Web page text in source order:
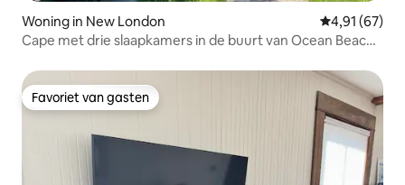
Woning in New London Gemiddelde
4,91 (67)
Cape met drie slaapkamers in de buurt van Ocean Beach
Favoriet van gasten
Favoriet van gasten